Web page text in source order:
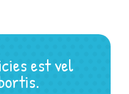
est vel